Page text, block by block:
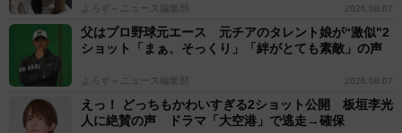
よろず～ニュース編集部 2026.08.07
父はプロ野球元エース 元チアのタレント娘が“激似"2
ショット「まぁ、そっくり」「絆がとても素敵」の声
よろず～ニュース編集部 2026.08.07
えっ！ どっちもかわいすぎる2ショット公開 板垣李光
人に絶賛の声 ドラマ「大空港」で逃走→確保